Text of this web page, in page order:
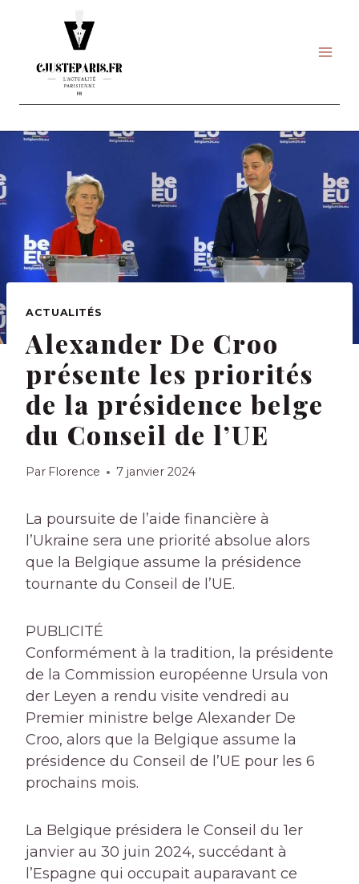
ACTUALITÉS
Alexander De Croo
présente les priorités
de la présidence belge
du Conseil de l’UE
Par Florence 7 janvier 2024
La poursuite de l’aide financière à
l’Ukraine sera une priorité absolue alors
que la Belgique assume la présidence
tournante du Conseil de l’UE.
PUBLICITÉ
Conformément à la tradition, la présidente
de la Commission européenne Ursula von
der Leyen a rendu visite vendredi au
Premier ministre belge Alexander De
Croo, alors que la Belgique assume la
présidence du Conseil de l’UE pour les 6
prochains mois.
La Belgique présidera le Conseil du 1er
janvier au 30 juin 2024, succédant à
l’Espagne qui occupait auparavant ce